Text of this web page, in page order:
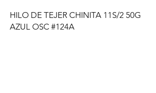
HILO DE TEJER CHINITA 11S/2 50G
AZUL OSC #124A